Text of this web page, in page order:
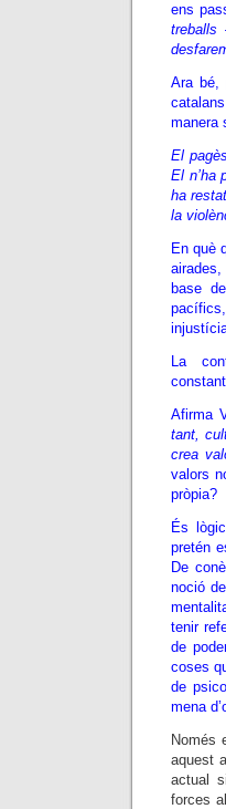
ens
treballs
Ara bé,
manera
El
El n’ha
ha
la
En què
base
La
Afirma
tant,
crea
valors
pròpia?
És
pretén
De
noció
tenir
de
coses
de
mena
Només
aquest
actual
forces